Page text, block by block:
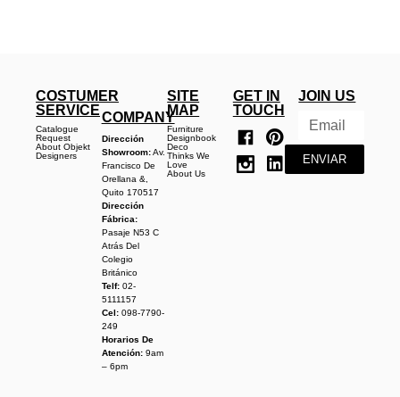
COSTUMER
SERVICE
Catalogue
Request
About Objekt
Designers
COMPANY
Dirección
Showroom:Av.
Francisco De
Orellana &,
Quito 170517
Dirección
Fábrica:
Pasaje N53 C
Atrás Del
Colegio
Británico
Telf:02-
5111157
Cel:098-7790-
249
Horarios De
Atención: 9am
– 6pm
SITE
MAP
Furniture
Designbook
Deco
Thinks We
Love
About Us
GET IN
TOUCH
JOIN US
ENVIAR